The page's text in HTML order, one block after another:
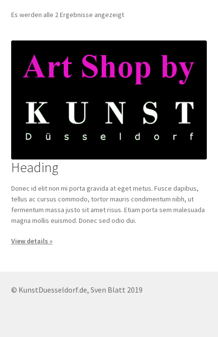
Es werden alle 2 Ergebnisse angezeigt
Heading
Donec id elit non mi porta gravida at eget metus. Fusce dapibus,
tellus ac cursus commodo, tortor mauris condimentum nibh, ut
fermentum massa justo sit amet risus. Etiam porta sem malesuada
magna mollis euismod. Donec sed odio dui.
View details »
© KunstDuesseldorf.de, Sven Blatt 2019